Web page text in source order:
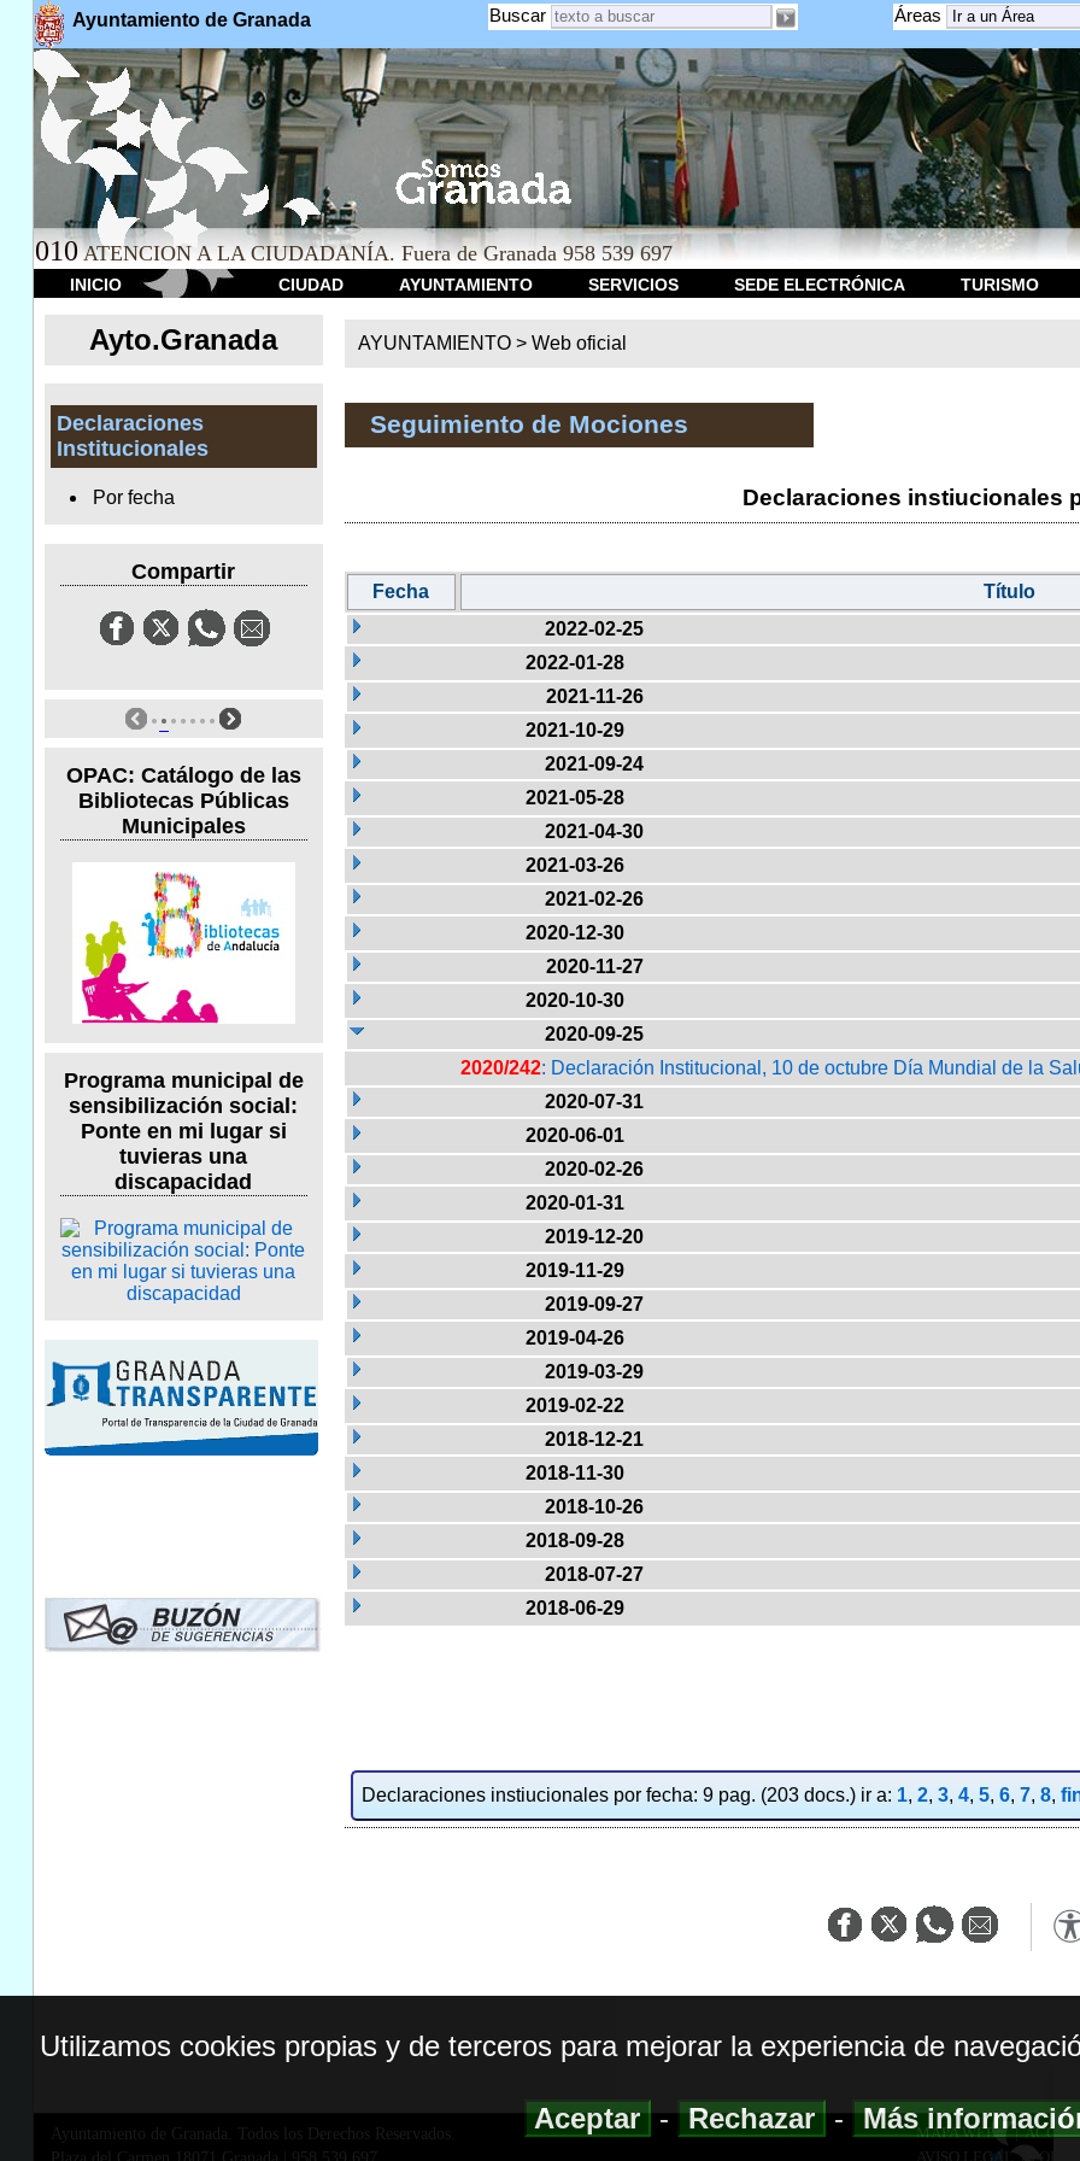
Ayuntamiento de Granada Áreas
Buscar
010 ATENCION A LA CIUDADANÍA. Fuera de Granada 958 539 697
INICIO CIUDAD AYUNTAMIENTO SERVICIOS SEDE ELECTRÓNICA TURISMO
Ayto.Granada
Declaraciones
Institucionales
Por fecha
Compartir
OPAC: Catálogo de las
Bibliotecas Públicas
Municipales
Programa municipal de
sensibilización social:
Ponte en mi lugar si
tuvieras una
discapacidad
AYUNTAMIENTO > Web oficial
Seguimiento de Mociones
Declaraciones instiucionales
Fecha
Título
2022-02-25
2022-01-28
2021-11-26
2021-10-29
2021-09-24
2021-05-28
2021-04-30
2021-03-26
2021-02-26
2020-12-30
2020-11-27
2020-10-30
2020-09-25
2020/242: Declaración Institucional, 10 de octubre Día Mundial de la
2020-07-31
2020-06-01
2020-02-26
2020-01-31
2019-12-20
2019-11-29
2019-09-27
2019-04-26
2019-03-29
2019-02-22
2018-12-21
2018-11-30
2018-10-26
2018-09-28
2018-07-27
2018-06-29
Declaraciones instiucionales por fecha: 9 pag. (203 docs.) ir a: 1, 2, 3, 4, 5, 6, 7, 8,
Ayuntamiento de Granada. Todos los Derechos Reservados.
MAPA WEB|
AVISO LEGAL|
Utilizamos cookies propias y de terceros para mejorar la experiencia de
Aceptar-Rechazar-Más